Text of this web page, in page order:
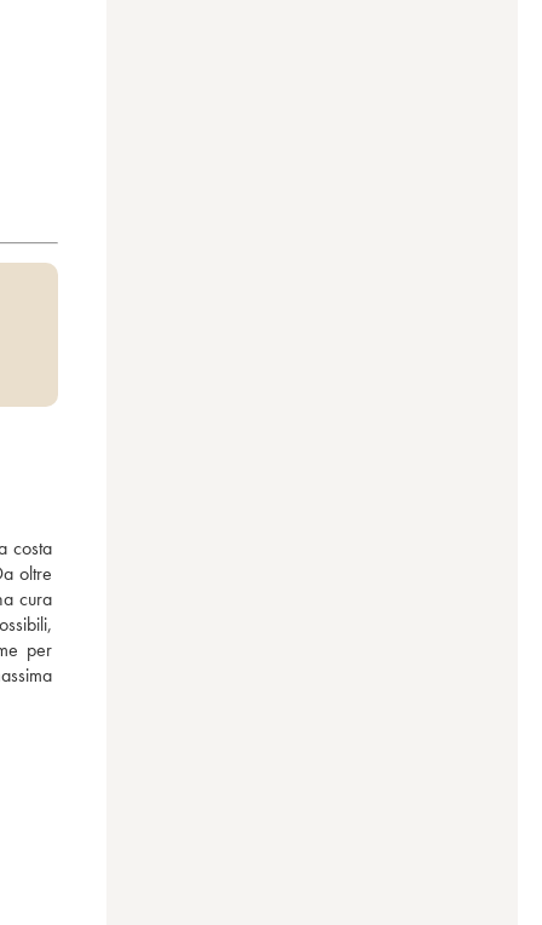
costa
oltre
cura
per